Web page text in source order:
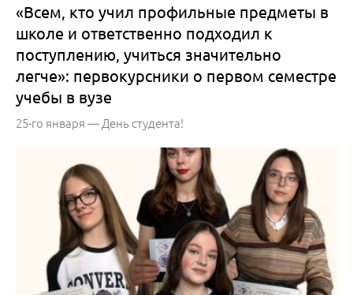
«Всем, кто учил профильные предметы в
школе и ответственно подходил к
поступлению, учиться значительно
легче»: первокурсники о первом семестре
учебы в вузе
25-го января — День студента!